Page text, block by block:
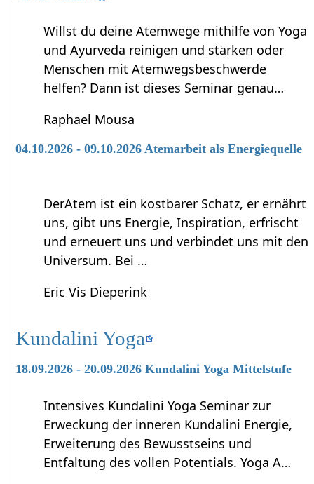
Willst du deine Atemwege mithilfe von Yoga
und Ayurveda reinigen und stärken oder
Menschen mit Atemwegsbeschwerde
helfen? Dann ist dieses Seminar genau…
Raphael Mousa
04.10.2026 - 09.10.2026 Atemarbeit als Energiequelle
DerAtem ist ein kostbarer Schatz, er ernährt
uns, gibt uns Energie, Inspiration, erfrischt
und erneuert uns und verbindet uns mit den
Universum. Bei …
Eric Vis Dieperink
Kundalini Yoga
18.09.2026 - 20.09.2026 Kundalini Yoga Mittelstufe
Intensives Kundalini Yoga Seminar zur
Erweckung der inneren Kundalini Energie,
Erweiterung des Bewusstseins und
Entfaltung des vollen Potentials. Yoga A…